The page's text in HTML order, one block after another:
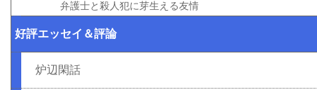
弁護士と殺人犯に芽生える友情
好評エッセイ＆評論
炉辺閑話